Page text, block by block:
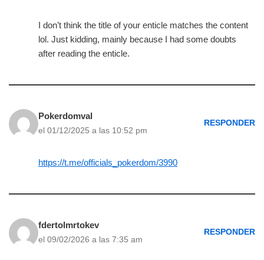
I don’t think the title of your enticle matches the content
lol. Just kidding, mainly because I had some doubts
after reading the enticle.
Pokerdomval
el 01/12/2025 a las 10:52 pm
RESPONDER
https://t.me/officials_pokerdom/3990
fdertolmrtokev
el 09/02/2026 a las 7:35 am
RESPONDER